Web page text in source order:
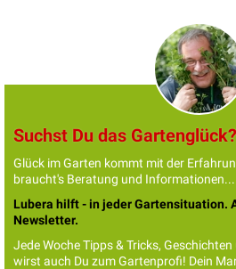
Suchst Du das Gartenglück?
Glück im Garten kommt mit der
braucht's Beratung und Informationen...
Lubera hilft - in jeder Gartensituation.
Newsletter.
Jede Woche Tipps & Tricks,
wirst auch Du zum Gartenprofi! Dein